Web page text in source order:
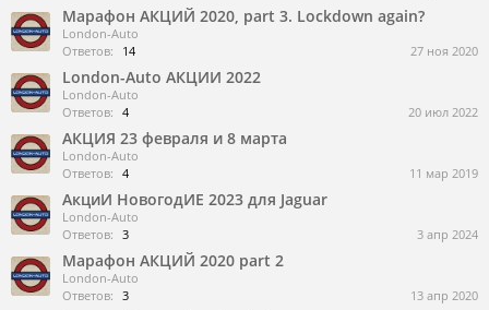
Марафон АКЦИЙ 2020, part 3. Lockdown again?
London-Auto
Ответов:
14 27 ноя 2020
London-Auto АКЦИИ 2022
London-Auto
Ответов: 4 20 июл 2022
АКЦИЯ 23 февраля и 8 марта
London-Auto
Ответов: 4 11 мар 2019
АкциИ НовогодИЕ 2023 для Jaguar
London-Auto
Ответов: 3 3 апр 2024
Марафон АКЦИЙ 2020 part 2
London-Auto
Ответов: 3 13 апр 2020